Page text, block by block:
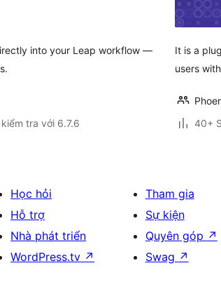
into your Leap workflow —
tra với 6.7.6
It is a
users
40+
Học hỏi
Hỗ trợ
Nhà phát triển
WordPress.tv ↗
Tham gia
Sự kiện
Quyên góp ↗
Swag ↗